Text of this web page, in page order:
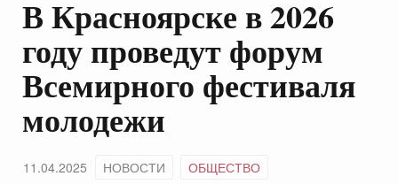
В Красноярске в 2026
году проведут форум
Всемирного фестиваля
молодежи
11.04.2025 НОВОСТИ ОБЩЕСТВО